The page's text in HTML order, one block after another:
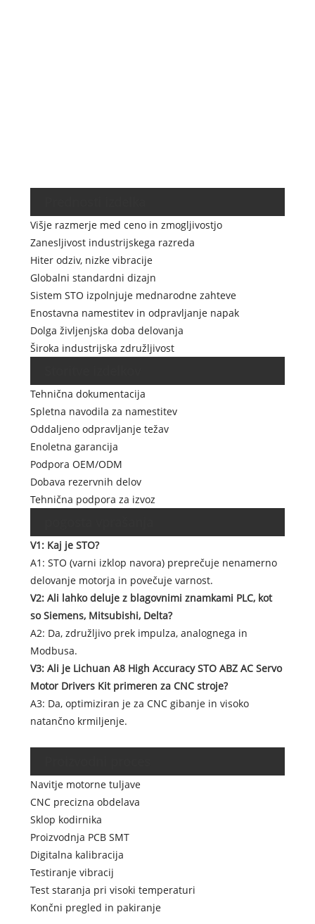
Višje razmerje med ceno in zmogljivostjo
Zanesljivost industrijskega razreda
Hiter odziv, nizke vibracije
Globalni standardni dizajn
Sistem STO izpolnjuje mednarodne zahteve
Enostavna namestitev in odpravljanje napak
Dolga življenjska doba delovanja
Široka industrijska združljivost
Tehnična dokumentacija
Spletna navodila za namestitev
Oddaljeno odpravljanje težav
Enoletna garancija
Podpora OEM/ODM
Dobava rezervnih delov
Tehnična podpora za izvoz
V1: Kaj je STO?
A1: STO (varni izklop navora) preprečuje nenamerno
delovanje motorja in povečuje varnost.
V2: Ali lahko deluje z blagovnimi znamkami PLC, kot
so Siemens, Mitsubishi, Delta?
A2: Da, združljivo prek impulza, analognega in
Modbusa.
V3: Ali je Lichuan A8 High Accuracy STO ABZ AC Servo
Motor Drivers Kit primeren za CNC stroje?
A3: Da, optimiziran je za CNC gibanje in visoko
natančno krmiljenje.
Navitje motorne tuljave
CNC precizna obdelava
Sklop kodirnika
Proizvodnja PCB SMT
Digitalna kalibracija
Testiranje vibracij
Test staranja pri visoki temperaturi
Končni pregled in pakiranje